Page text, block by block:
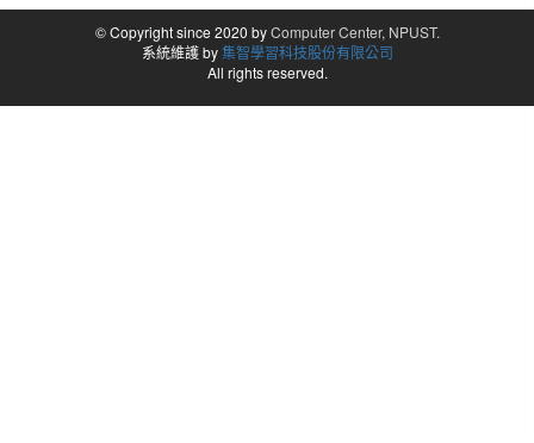
© Copyright since 2020 byComputer Center, NPUST.
系統維護 by集智學習科技股份有限公司
All rights reserved.